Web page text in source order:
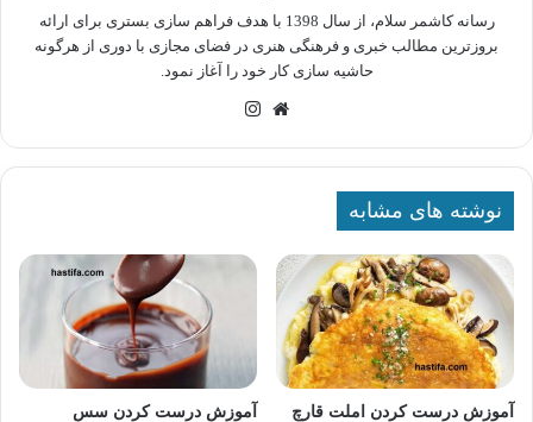
رسانه کاشمر سلام، از سال 1398 با هدف فراهم سازی بستری برای ارائه
بروزترین مطالب خبری و فرهنگی هنری در فضای مجازی با دوری از هرگونه
حاشیه سازی کار خود را آغاز نمود.
وبسایت
نوشته های مشابه
آموزش درست کردن املت قارچ
آموزش درست کردن سس